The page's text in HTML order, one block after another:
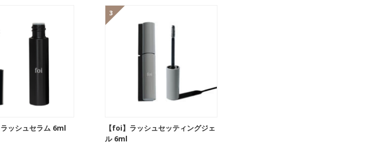
ッシュセラム 6ml
3
【foi】ラッシュセッティングジェ
ル 6ml